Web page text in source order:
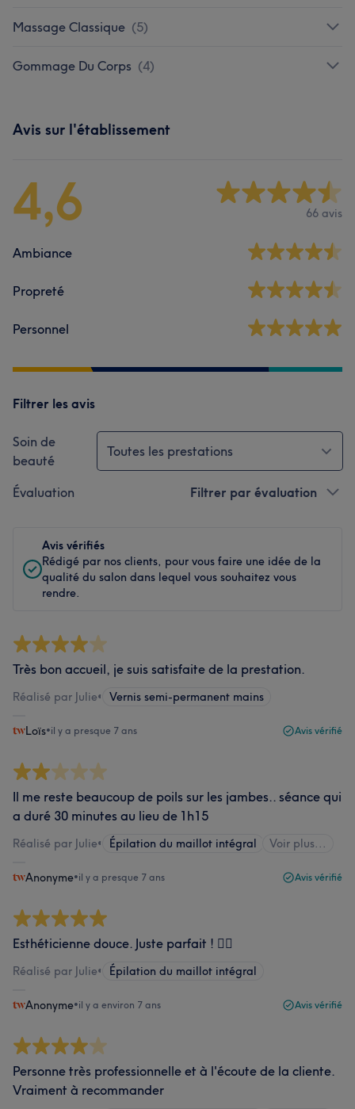
Massage Classique (5)
Gommage Du Corps (4)
Avis sur l'établissement
4,6 66 avis
Ambiance
Propreté
Personnel
Filtrer les avis
Soin de
beauté
Toutes les prestations
Évaluation Filtrer par évaluation
Avis vérifiés
Rédigé par nos clients, pour vous faire une idée de la
qualité du salon dans lequel vous souhaitez vous
rendre.
Très bon accueil, je suis satisfaite de la prestation.
Réalisé par Julie• Vernis semi-permanent mains
Loïs•il y a presque 7 ans Avis vérifié
Il me reste beaucoup de poils sur les jambes.. séance qui
a duré 30 minutes au lieu de 1h15
Réalisé par Julie• Épilation du maillot intégral Voir plus...
Anonyme•il y a presque 7 ans Avis vérifié
Esthéticienne douce. Juste parfait ! ✌🏻
Réalisé par Julie• Épilation du maillot intégral
Anonyme•il y a environ 7 ans Avis vérifié
Personne très professionnelle et à l'écoute de la cliente.
Vraiment à recommander